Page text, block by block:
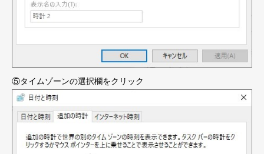
⑤タイムゾーンの選択欄をクリック